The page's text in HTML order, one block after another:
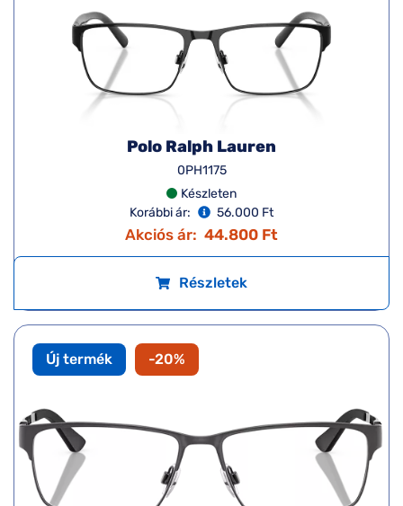
Polo Ralph Lauren
0PH1175
Készleten
Korábbi ár:
56.000 Ft
Akciós ár: 44.800 Ft
Részletek
Új termék -20%